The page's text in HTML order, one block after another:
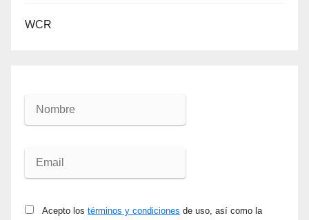
WCR
Acepto los términos y condiciones de uso, así como la